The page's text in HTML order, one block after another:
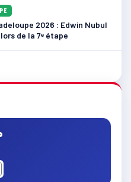
2026 : Edwin Nubul
de la 7ᵉ étape